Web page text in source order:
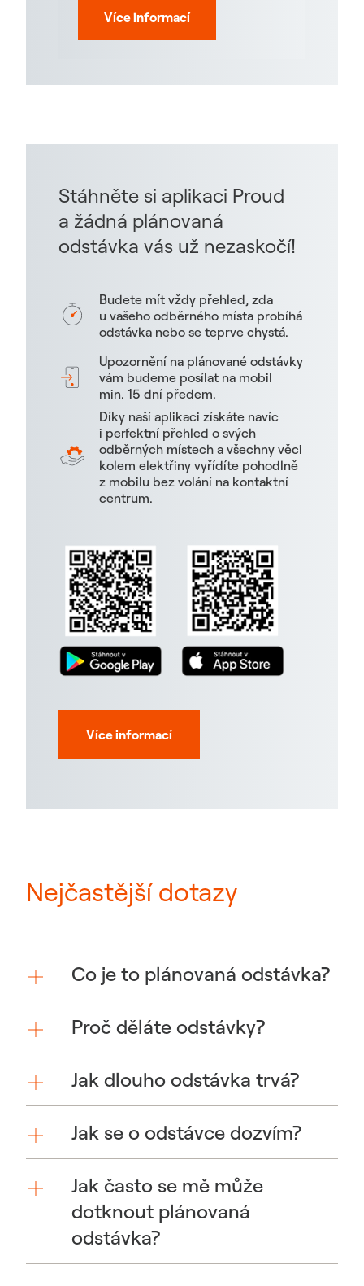
Více informací
Stáhněte si aplikaci Proud
a žádná plánovaná
odstávka vás už nezaskočí!
Budete mít vždy přehled, zda
u vašeho odběrného místa probíhá
odstávka nebo se teprve chystá.
Upozornění na plánované odstávky
vám budeme posílat na mobil
min. 15 dní předem.
Díky naší aplikaci získáte navíc
i perfektní přehled o svých
odběrných místech a všechny věci
kolem elektřiny vyřídíte pohodlně
z mobilu bez volání na kontaktní
centrum.
Více informací
Nejčastější dotazy
Co je to plánovaná odstávka?
Proč děláte odstávky?
Jak dlouho odstávka trvá?
Jak se o odstávce dozvím?
Jak často se mě může
dotknout plánovaná
odstávka?